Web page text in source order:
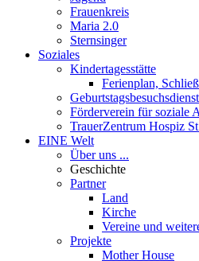
Frauenkreis
Maria 2.0
Sternsinger
Soziales
Kindertagesstätte
Ferienplan,
Geburtstagsbesuchsdienst
Förderverein für soziale
TrauerZentrum Hospiz
EINE Welt
Über uns ...
Geschichte
Partner
Land
Kirche
Vereine und
Projekte
Mother House